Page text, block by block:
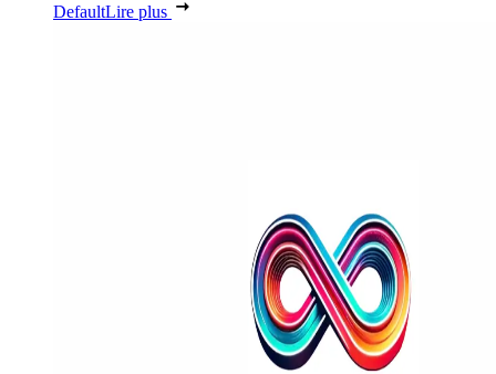
DefaultLire plus